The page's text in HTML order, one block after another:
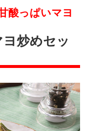
酸っぱいマヨ
炒めセッ